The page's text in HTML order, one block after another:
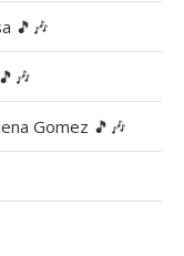
🎵🎶
Gomez 🎵🎶